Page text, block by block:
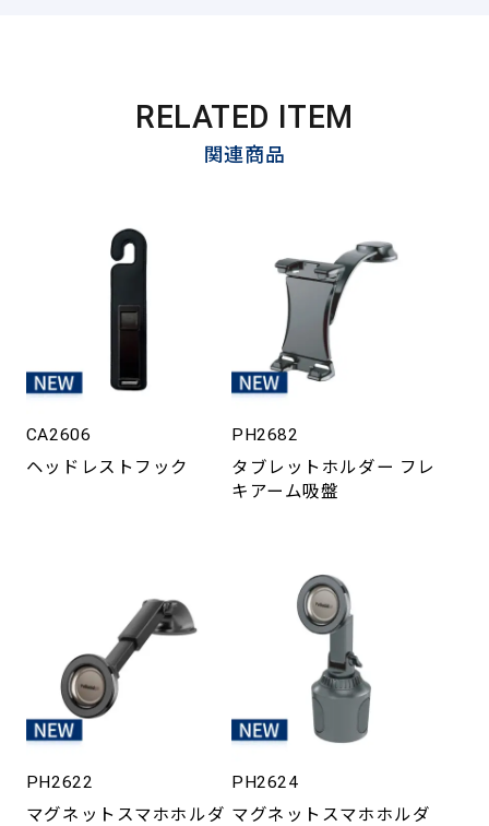
RELATED ITEM
関連商品
CA2606
ヘッドレストフック
PH2682
タブレットホルダー フレ
キアーム吸盤
PH2622
マグネットスマホホルダ
PH2624
マグネットスマホホルダ